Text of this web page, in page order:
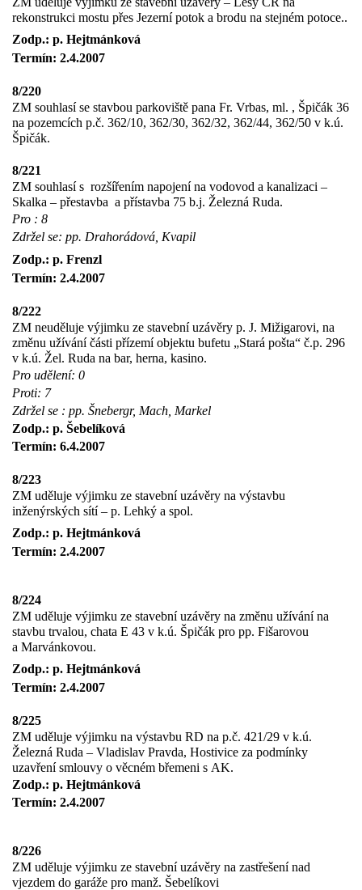
rekonstrukci mostu přes Jezerní potok a brodu na stejném potoce..
Zodp.: p. Hejtmánková
Termín: 2.4.2007
8/220
ZM souhlasí se stavbou parkoviště pana Fr. Vrbas, ml. , Špičák 36
na pozemcích p.č. 362/10, 362/30, 362/32, 362/44, 362/50 v k.ú.
Špičák.
8/221
ZM souhlasí s rozšířením napojení na vodovod a kanalizaci –
Skalka – přestavba a přístavba 75 b.j. Železná Ruda.
Pro : 8
Zdržel se: pp. Drahorádová, Kvapil
Zodp.: p. Frenzl
Termín: 2.4.2007
8/222
ZM neuděluje výjimku ze stavební uzávěry p. J. Mižigarovi, na
změnu užívání části přízemí objektu bufetu „Stará pošta“ č.p. 296
v k.ú. Žel. Ruda na bar, herna, kasino.
Pro udělení: 0
Proti: 7
Zdržel se : pp. Šnebergr, Mach, Markel
Zodp.: p. Šebelíková
Termín: 6.4.2007
8/223
ZM uděluje výjimku ze stavební uzávěry na výstavbu
inženýrských sítí – p. Lehký a spol.
Zodp.: p. Hejtmánková
Termín: 2.4.2007
8/224
ZM uděluje výjimku ze stavební uzávěry na změnu užívání na
stavbu trvalou, chata E 43 v k.ú. Špičák pro pp. Fišarovou
a Marvánkovou.
Zodp.: p. Hejtmánková
Termín: 2.4.2007
8/225
ZM uděluje výjimku na výstavbu RD na p.č. 421/29 v k.ú.
Železná Ruda – Vladislav Pravda, Hostivice za podmínky
uzavření smlouvy o věcném břemeni s AK.
Zodp.: p. Hejtmánková
Termín: 2.4.2007
8/226
ZM uděluje výjimku ze stavební uzávěry na zastřešení nad
vjezdem do garáže pro manž. Šebelíkovi